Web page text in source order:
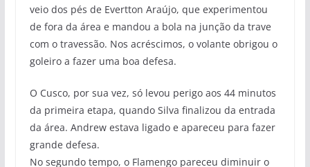
veio dos pés de Evertton Araújo, que experimentou
de fora da área e mandou a bola na junção da trave
com o travessão. Nos acréscimos, o volante obrigou o
goleiro a fazer uma boa defesa.
O Cusco, por sua vez, só levou perigo aos 44 minutos
da primeira etapa, quando Silva finalizou da entrada
da área. Andrew estava ligado e apareceu para fazer
grande defesa.
No segundo tempo, o Flamengo pareceu diminuir o